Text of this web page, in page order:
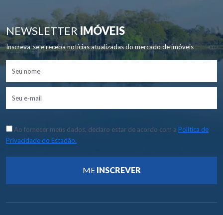
NEWSLETTERIMÓVEIS
Inscreva-se e receba notícias atualizadas do mercado de imóveis
Ao fornecer meus dados, declaro estar de acordo com a Política de
Privacidade do Estadão.
ME INSCREVER